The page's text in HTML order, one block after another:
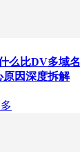
么比DV多域名
原因深度拆解